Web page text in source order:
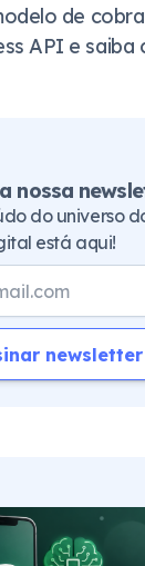
de
API e saiba
nossa
do universo
está aqui!
newsletter